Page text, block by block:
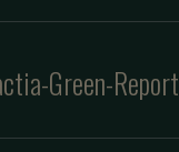
Green-Report